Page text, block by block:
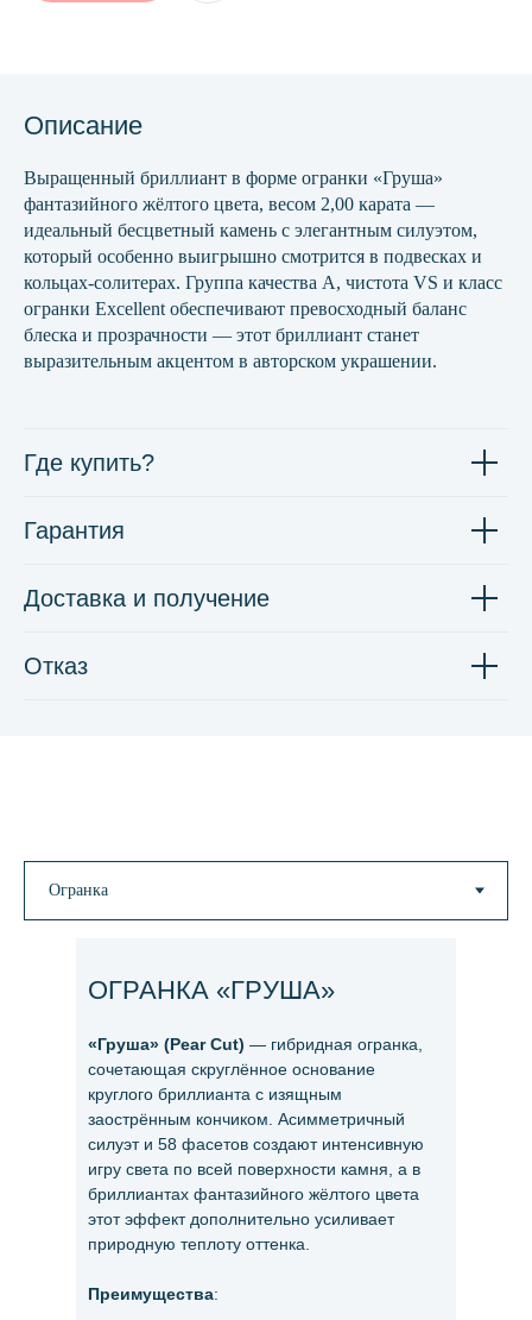
Описание
Выращенный бриллиант в форме огранки «Груша»
фантазийного жёлтого цвета, весом 2,00 карата —
идеальный бесцветный камень с элегантным силуэтом,
который особенно выигрышно смотрится в подвесках и
кольцах-солитерах. Группа качества А, чистота VS и класс
огранки Excellent обеспечивают превосходный баланс
блеска и прозрачности — этот бриллиант станет
выразительным акцентом в авторском украшении.
Где купить?
Гарантия
Доставка и получение
Отказ
«Груша» (Pear Cut) — гибридная огранка,
сочетающая скруглённое основание
круглого бриллианта с изящным
заострённым кончиком. Асимметричный
силуэт и 58 фасетов создают интенсивную
игру света по всей поверхности камня, а в
бриллиантах фантазийного жёлтого цвета
этот эффект дополнительно усиливает
природную теплоту оттенка.
Преимущества:
ОГРАНКА «ГРУША»